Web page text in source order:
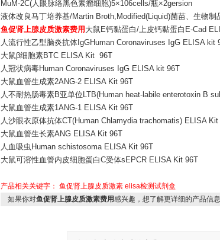
MuM-2C(人眼脉络黑色素瘤细胞)5×106cells/瓶×2gersion
液体改良马丁培养基/Martin Broth,Modified(Liquid)菌苗、生物
鱼促肾上腺皮质激素费用 大鼠E钙黏蛋白/上皮钙黏蛋白E-Cad
人流行性乙型脑炎抗体IgGHuman Coronaviruses IgG ELISA kit
大鼠β细胞素BTC ELISA Kit 96T
人冠状病毒Human Coronaviruses IgG ELISA kit 96T
大鼠血管生成素2ANG-2 ELISA Kit 96T
人不耐热肠毒素B亚单位LTB(Human heat-labile enterotoxin B
大鼠血管生成素1ANG-1 ELISA Kit 96T
人沙眼衣原体抗体CT(Human Chlamydia trachomatis) ELISA Kit
大鼠血管生长素ANG ELISA Kit 96T
人血吸虫Human schistosoma ELISA Kit 96T
大鼠可溶性血管内皮细胞蛋白C受体sEPCR ELISA Kit 96T
产品相关关键字： 鱼促肾上腺皮质激素 elisa检测试剂盒
如果你对鱼促肾上腺皮质激素费用感兴趣，想了解更详细的产品信